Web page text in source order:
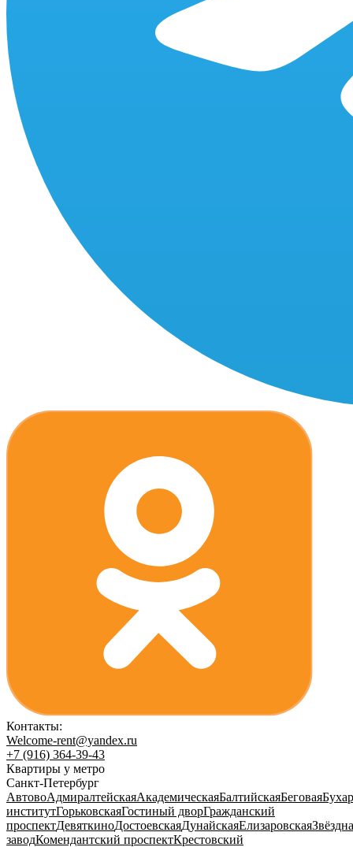
Контакты:
Welcome-rent@yandex.ru
+7 (916) 364-39-43
Квартиры у метро
Санкт-Петербург
АвтовоАдмиралтейскаяАкадемическаяБалтийскаяБеговая
институтГорьковскаяГостиный дворГражданский
проспектДевяткиноДостоевскаяДунайскаяЕлизаровская
заводКомендантский проспектКрестовский